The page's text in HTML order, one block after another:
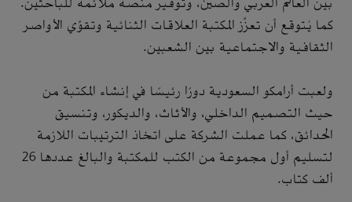
كما يُتوقع أن تعزِّز المكتبة العلاقات الثنائية وتقوِّي الأواصر
الثقافية والاجتماعية بين الشعبين.
ولعبت أرامكو السعودية دورًا رئيسًا في إنشاء المكتبة من
حيث التصميم الداخلي، والأثاث، والديكور، وتنسيق
الحدائق، كما عملت الشركة على اتخاذ الترتيبات اللازمة
لتسليم أول مجموعة من الكتب للمكتبة والبالغ عددها 26
ألف كتاب.